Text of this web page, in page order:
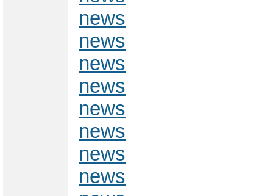
news
news
news
news
news
news
news
news